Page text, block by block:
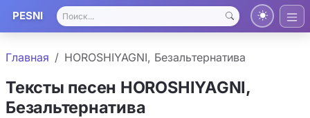
PESNI
Главная HOROSHIYAGNI, Безальтернатива
Тексты песен HOROSHIYAGNI,
Безальтернатива